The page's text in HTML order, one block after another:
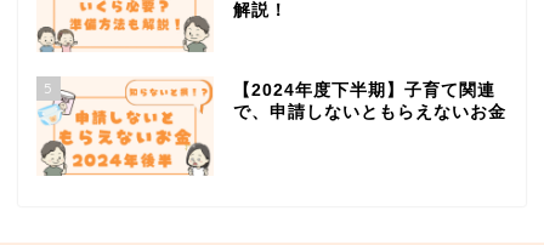
解説！
5
【2024年度下半期】子育て関連
で、申請しないともらえないお金